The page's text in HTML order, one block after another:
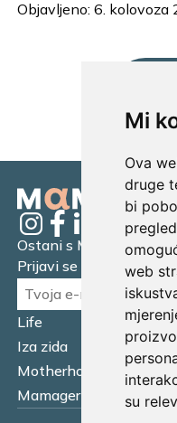
Mi
Ova
druge
bi
web
su
Objavljeno: 6. kolovoza
Life
Iza zida
Motherhood
Mamager Intervju
Ostani s Mamagerom
Prijavi se na naš